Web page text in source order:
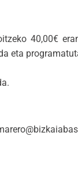
40,00€
eta